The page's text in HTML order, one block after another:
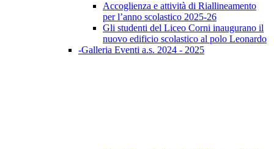
Accoglienza e attività di Riallineamento
per l’anno scolastico 2025-26
Gli studenti del Liceo Corni inaugurano il
nuovo edificio scolastico al polo Leonardo
-Galleria Eventi a.s. 2024 - 2025